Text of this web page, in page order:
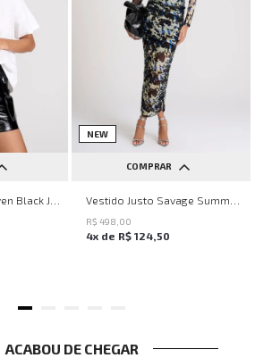
NEW
COMPRAR
PP P M G
R$ 498 00
4x de R$ 124 50
ACABOU DE CHEGAR